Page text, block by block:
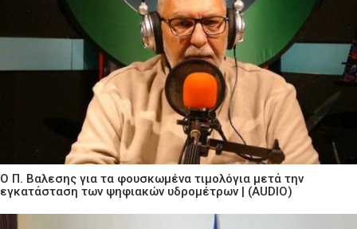
Ο Π. Βαλεσης για τα φουσκωμένα τιμολόγια μετά την
εγκατάσταση των ψηφιακών υδρομέτρων | (AUDIO)